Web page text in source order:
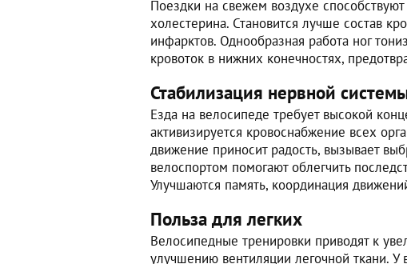
Поездки на свежем воздухе
холестерина. Становится лучше состав
инфарктов. Однообразная работа ног
кровоток в нижних конечностях,
Стабилизация нервной
Езда на велосипеде требует высокой
активизируется кровоснабжение всех
движение приносит радость, вызывает
велоспортом помогают облегчить
Улучшаются память, координация
Польза для легких
Велосипедные тренировки приводят к
улучшению вентиляции легочной ткани. У